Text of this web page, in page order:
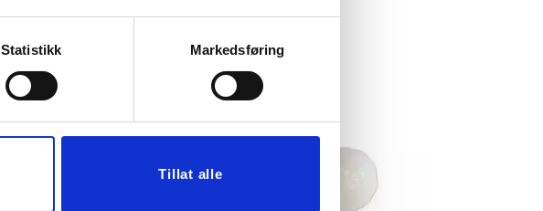
Statistikk Markedsføring
Tillat alle
30% 30%